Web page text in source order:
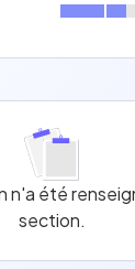
n'a été
section.